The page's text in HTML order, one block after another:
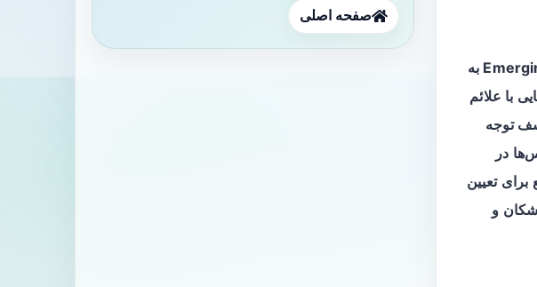
مرکز پیشگیری و کنترل بیماری‌ها (CDC) در مقاله‌ای از مجموعه Emerging Infectious Diseases به
با علائم
توجه
در
تعیین
و
صفحه اصلی